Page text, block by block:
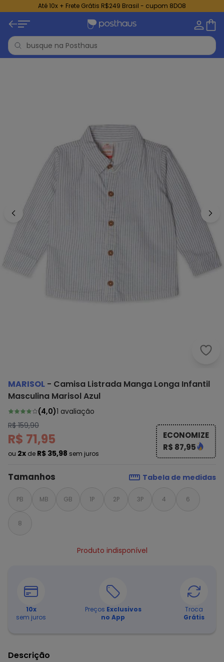
Até 10x + Frete Grátis R$249 Brasil - cupom 8DO8
MARISOL - Camisa Listrada Manga Longa Infantil
Masculina Marisol Azul
(4,0)1 avaliação
R$ 159,90
R$ 71,95
ou 2x de R$ 35,98 sem juros
ECONOMIZE
R$ 87,95
Tamanhos Tabela de medidas
PB MB GB 1P 2P 3P 4 6
8
Produto indisponível
10x
sem juros
Preços Exclusivos
no App
Troca
Grátis
Descrição